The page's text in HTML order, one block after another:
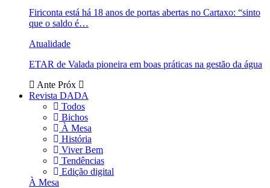
Firiconta está há 18 anos de portas abertas no Cartaxo: “sinto
que o saldo é…
Atualidade
ETAR de Valada pioneira em boas práticas na gestão da água
Ante Próx
Revista DADA
Todos
Bichos
À Mesa
História
Viver Bem
Tendências
Edição digital
À Mesa